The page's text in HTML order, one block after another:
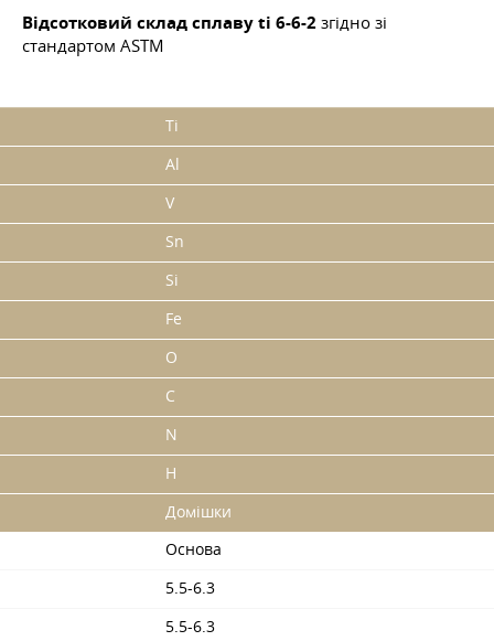
Відсотковий склад сплаву ti 6-6-2 згідно зі
стандартом ASTM
Ti
Al
V
Sn
Si
Fe
O
C
N
H
Домішки
Основа
5.5-6.3
5.5-6.3